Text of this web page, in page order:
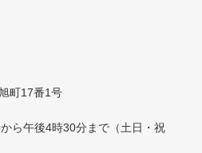
町17番1号
ら午後4時30分まで（土日・祝